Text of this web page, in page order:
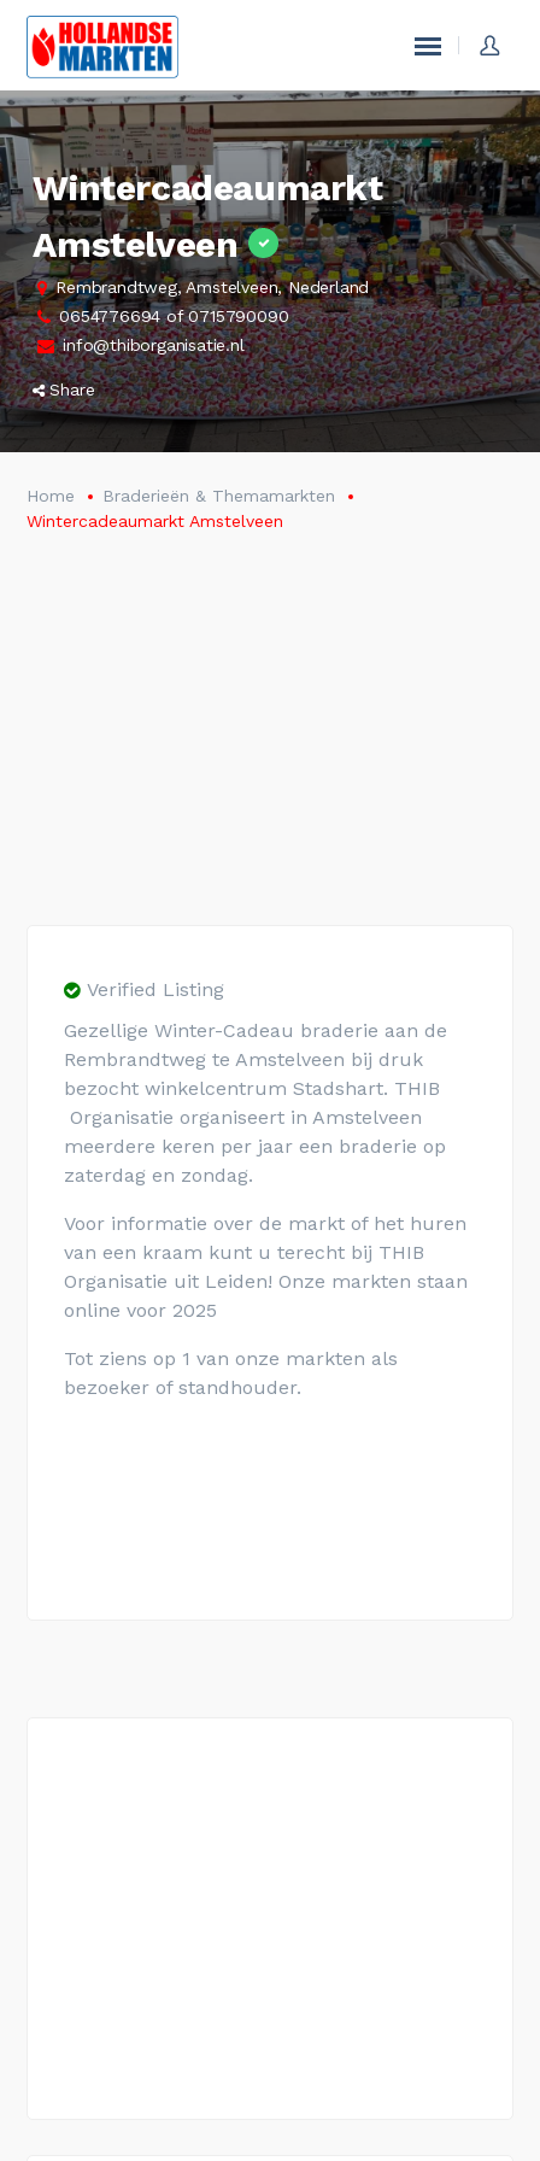
Wintercadeaumarkt
Amstelveen
Rembrandtweg, Amstelveen, Nederland
0654776694 of 0715790090
info@thiborganisatie.nl
Share
Home
Braderieën & Themamarkten
Wintercadeaumarkt Amstelveen
Verified Listing
Gezellige Winter-Cadeau braderie aan de
Rembrandtweg te Amstelveen bij druk
bezocht winkelcentrum Stadshart. THIB
Organisatie organiseert in Amstelveen
meerdere keren per jaar een braderie op
zaterdag en zondag.
Voor informatie over de markt of het huren
van een kraam kunt u terecht bij THIB
Organisatie uit Leiden! Onze markten staan
online voor 2025
Tot ziens op 1 van onze markten als
bezoeker of standhouder.